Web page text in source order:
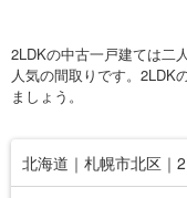
2LDKの中古一戸建ては二
人気の間取りです。2LDK
ましょう。
北海道｜札幌市北区｜